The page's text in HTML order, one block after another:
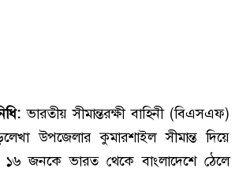
ভারতীয় সীমান্তরক্ষী বাহিনী (বিএসএফ)
উপজেলার কুমারশাইল সীমান্ত দিয়ে
জনকে ভারত থেকে বাংলাদেশে ঠেলে